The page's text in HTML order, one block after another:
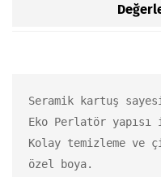
Seramik kartuş
Eko Perlatör yapısı
Kolay temizleme ve
özel boya.